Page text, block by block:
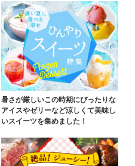
暑さが厳しいこの時期にぴったりな
アイスやゼリーなど涼しくて美味し
いスイーツを集めました！